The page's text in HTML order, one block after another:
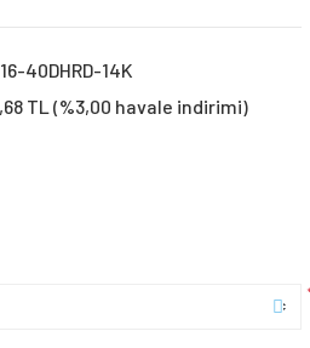
40DHRD-14K
TL (%3,00 havale indirimi)